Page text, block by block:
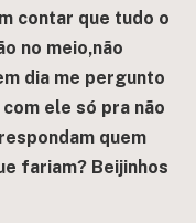
contar que tudo o
no meio,não
dia me pergunto
ele só pra não
quem
fariam? Beijinhos